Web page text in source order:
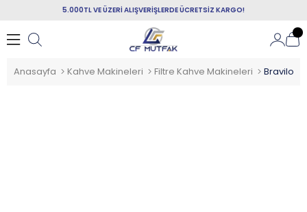
5.000TL VE ÜZERİ ALIŞVERİŞLERDE ÜCRETSİZ KARGO!
Anasayfa Kahve Makineleri Filtre Kahve Makineleri